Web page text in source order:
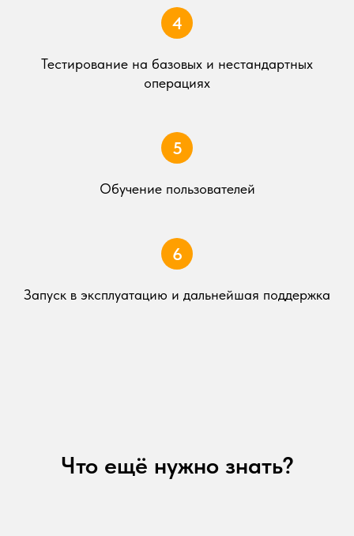
Тестирование на базовых и нестандартных
операциях
Обучение пользователей
Запуск в эксплуатацию и дальнейшая поддержка
Что ещё нужно знать?